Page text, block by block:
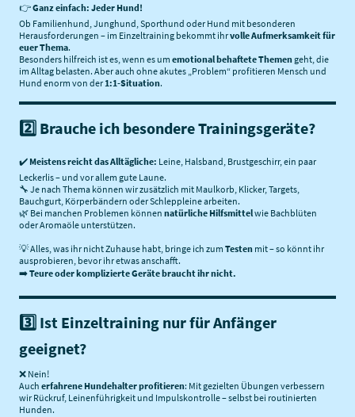
👉Ganz einfach: Jeder Hund!
Ob Familienhund, Junghund, Sporthund oder Hund mit besonderen
Herausforderungen – im Einzeltraining bekommt ihrvolle Aufmerksamkeit für
euer Thema.
Besonders hilfreich ist es, wenn es um emotional behaftete Themengeht, die
im Alltag belasten. Aber auch ohne akutes „Problem“ profitieren Mensch und
Hund enorm von der 1:1-Situation.
2️⃣ Brauche ich besondere Trainingsgeräte?
✔️ Meistens reicht das Alltägliche: Leine, Halsband, Brustgeschirr, ein paar
Leckerlis – und vor allem gute Laune.
🔧 Je nach Thema können wir zusätzlich mit Maulkorb, Klicker, Targets,
Bauchgurt, Körperbändern oder Schleppleine arbeiten.
🌿 Bei manchen Problemen können natürliche Hilfsmittelwie Bachblüten
oder Aromaöle unterstützen.
💡 Alles, was ihr nicht Zuhause habt, bringe ich zum Testen mit – so könnt ihr
ausprobieren, bevor ihr etwas anschafft.
➡️Teure oder komplizierte Geräte braucht ihr nicht.
3️⃣ Ist Einzeltraining nur für Anfänger
geeignet?
❌ Nein!
Auch erfahrene Hundehalter profitieren: Mit gezielten Übungen verbessern
wir Rückruf, Leinenführigkeit und Impulskontrolle – selbst bei routinierten
Hunden.